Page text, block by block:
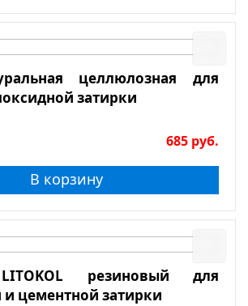
целлюлозная для
затирки
685 руб.
В корзину
резиновый для
цементной затирки